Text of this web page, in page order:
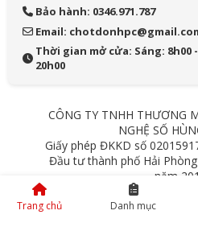
Bảo hành: 0346.971.787
Email:
Thời gian mở cửa: Sáng: 8h00
20h00
CÔNG TY TNHH THƯƠNG
NGHỆ SỐ
Giấy phép ĐKKD số
Đầu tư thành phố Hải
năm
84 Quán Nam - Lê
Trang chủ Danh mục